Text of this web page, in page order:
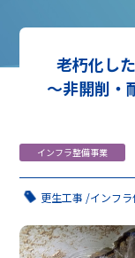
老朽化し
～非開削・
インフラ整備事業
更生工事 インフラ